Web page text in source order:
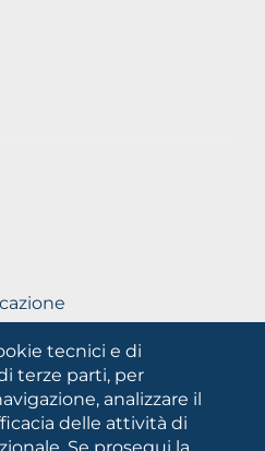
tecnici e di
terze parti, per
analizzare il
delle attività di